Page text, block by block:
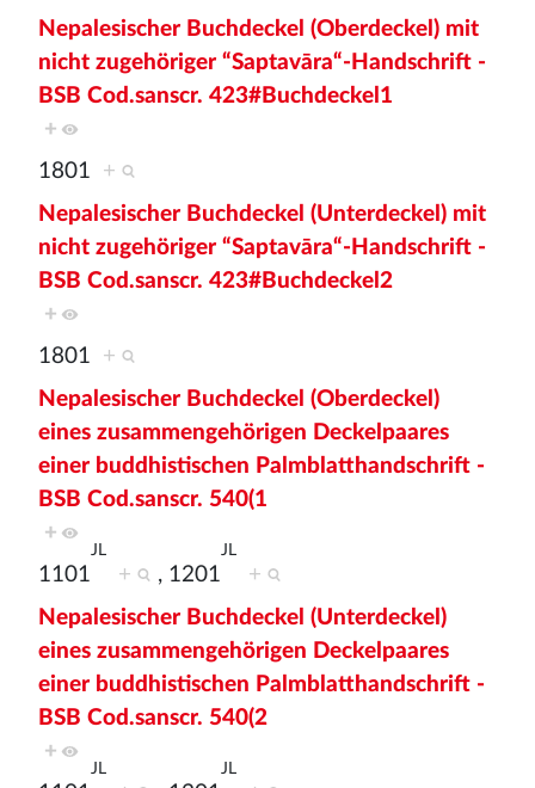
Nepalesischer Buchdeckel (Oberdeckel) mit
nicht zugehöriger “Saptavāra“-Handschrift -
BSB Cod.sanscr. 423#Buchdeckel1
+
1801 +
Nepalesischer Buchdeckel (Unterdeckel) mit
nicht zugehöriger “Saptavāra“-Handschrift -
BSB Cod.sanscr. 423#Buchdeckel2
+
1801 +
Nepalesischer Buchdeckel (Oberdeckel)
eines zusammengehörigen Deckelpaares
einer buddhistischen Palmblatthandschrift -
BSB Cod.sanscr. 540(1
+
1101
JL
+ , 1201
JL
+
Nepalesischer Buchdeckel (Unterdeckel)
eines zusammengehörigen Deckelpaares
einer buddhistischen Palmblatthandschrift -
BSB Cod.sanscr. 540(2
+
JL JL